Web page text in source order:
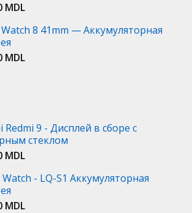
MDL
8 41mm — Аккумуляторная
MDL
Redmi 9 - Дисплей в сборе с
стеклом
MDL
- LQ-S1 Аккумуляторная
MDL